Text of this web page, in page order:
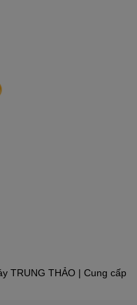
TRUNG THẢO | Cung cấp